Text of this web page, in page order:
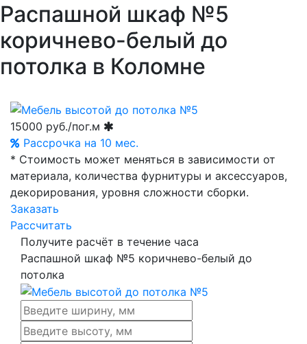
Распашной шкаф №5
коричнево-белый до
потолка в Коломне
15000 руб./пог.м
Рассрочка на 10 мес.
* Стоимость может меняться в зависимости от
материала, количества фурнитуры и аксессуаров,
декорирования, уровня сложности сборки.
Заказать
Рассчитать
Получите расчёт в течение часа
Распашной шкаф №5 коричнево-белый до
потолка